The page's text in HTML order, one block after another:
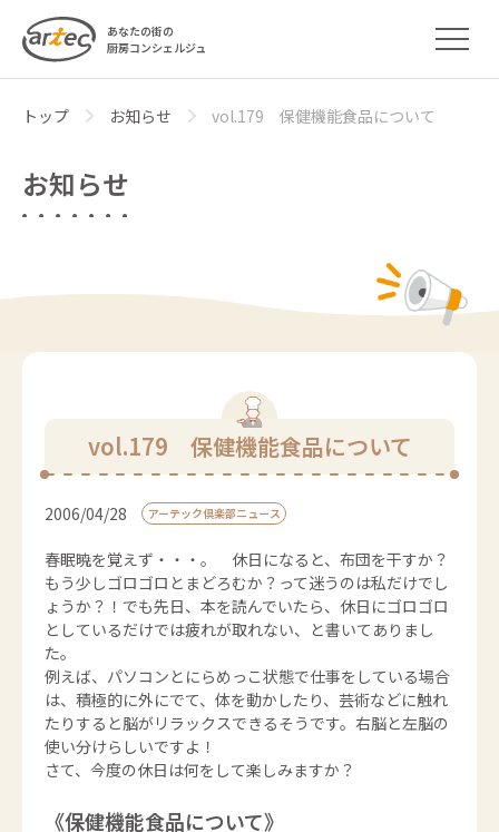
あなたの街の
厨房コンシェルジュ
トップ お知らせ vol.179 保健機能食品について
お知らせ
vol.179 保健機能食品について
2006/04/28 アーテック倶楽部ニュース
春眠暁を覚えず・・・。 休日になると、布団を干すか？
もう少しゴロゴロとまどろむか？って迷うのは私だけでし
ょうか？！でも先日、本を読んでいたら、休日にゴロゴロ
としているだけでは疲れが取れない、と書いてありまし
た。
例えば、パソコンとにらめっこ状態で仕事をしている場合
は、積極的に外にでて、体を動かしたり、芸術などに触れ
たりすると脳がリラックスできるそうです。右脳と左脳の
使い分けらしいですよ！
さて、今度の休日は何をして楽しみますか？
《保健機能食品について》